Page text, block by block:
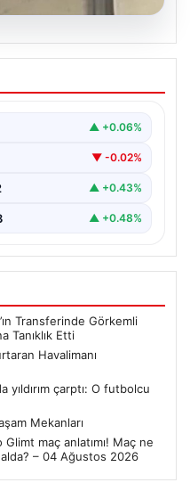
Kurtaran
Ödül
bir çocuğun…▲ +0.06%
▼ -0.02%
▲ +0.43%
▲ +0.48%
Transferinde Görkemli
Tanıklık Etti
Havalimanı
yıldırım çarptı: O futbolcu
Mekanları
maç anlatımı! Maç ne
– 04 Ağustos 2026